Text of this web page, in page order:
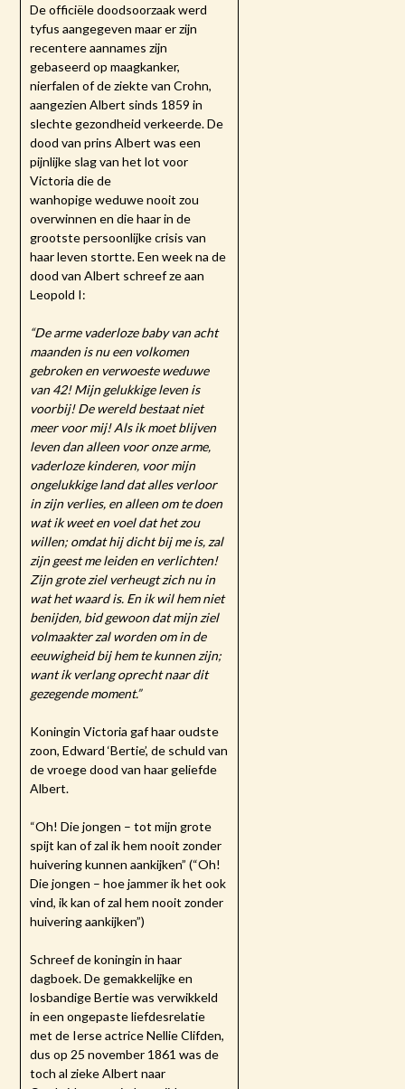
De officiële doodsoorzaak werd
tyfus aangegeven maar er zijn
recentere aannames zijn
gebaseerd op maagkanker,
nierfalen of de ziekte van Crohn,
aangezien Albert sinds 1859 in
slechte gezondheid verkeerde. De
dood van prins Albert was een
pijnlijke slag van het lot voor
Victoria die de
wanhopige weduwe nooit zou
overwinnen en die haar in de
grootste persoonlijke crisis van
haar leven stortte. Een week na de
dood van Albert schreef ze aan
Leopold I:
“De arme vaderloze baby van acht
maanden is nu een volkomen
gebroken en verwoeste weduwe
van 42! Mijn gelukkige leven is
voorbij! De wereld bestaat niet
meer voor mij! Als ik moet blijven
leven dan alleen voor onze arme,
vaderloze kinderen, voor mijn
ongelukkige land dat alles verloor
in zijn verlies, en alleen om te doen
wat ik weet en voel dat het zou
willen; omdat hij dicht bij me is, zal
zijn geest me leiden en verlichten!
Zijn grote ziel verheugt zich nu in
wat het waard is. En ik wil hem niet
benijden, bid gewoon dat mijn ziel
volmaakter zal worden om in de
eeuwigheid bij hem te kunnen zijn;
want ik verlang oprecht naar dit
gezegende moment.”
Koningin Victoria gaf haar oudste
zoon, Edward ‘Bertie’, de schuld van
de vroege dood van haar geliefde
Albert.
“Oh! Die jongen – tot mijn grote
spijt kan of zal ik hem nooit zonder
huivering kunnen aankijken” (“Oh!
Die jongen – hoe jammer ik het ook
vind, ik kan of zal hem nooit zonder
huivering aankijken”)
Schreef de koningin in haar
dagboek. De gemakkelijke en
losbandige Bertie was verwikkeld
in een ongepaste liefdesrelatie
met de Ierse actrice Nellie Clifden,
dus op 25 november 1861 was de
toch al zieke Albert naar